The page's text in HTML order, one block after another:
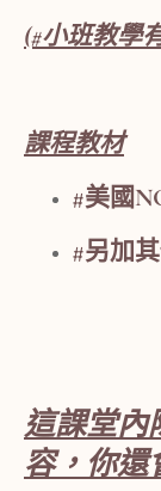
(#小班教學
課程教材
#美國
#另加
這課堂內
容，你還